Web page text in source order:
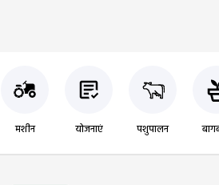
मशीन योजनाएं पशुपालन